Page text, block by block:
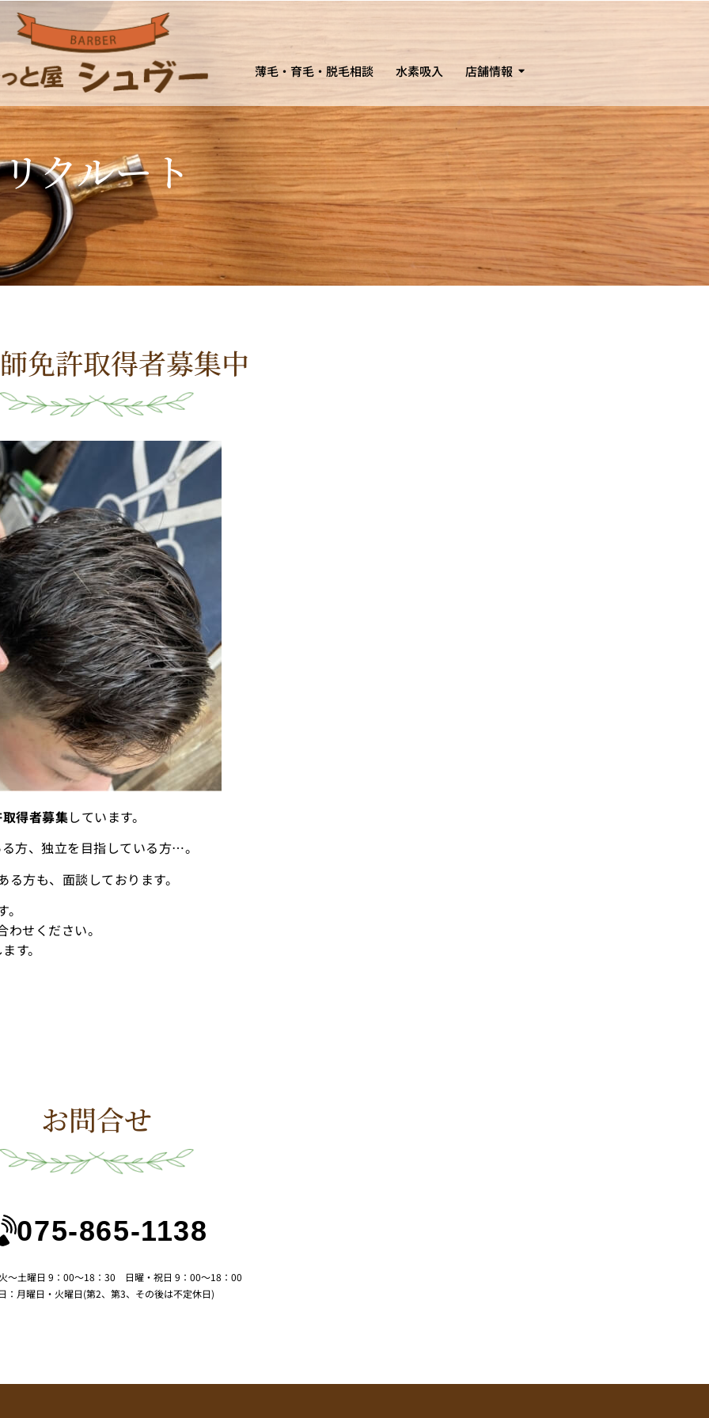
薄毛・育毛・脱毛相談 水素吸入 店舗情報
リクルート
免許取得者募集中
得者募集しています。
方、独立を目指している方…。
方も、面談しております。
せください。
す。
お問合せ
075-865-1138
〜土曜日 9：00～18：30 日曜・祝日 9：00～18：00
：月曜日・火曜日(第2、第3、その後は不定休日)